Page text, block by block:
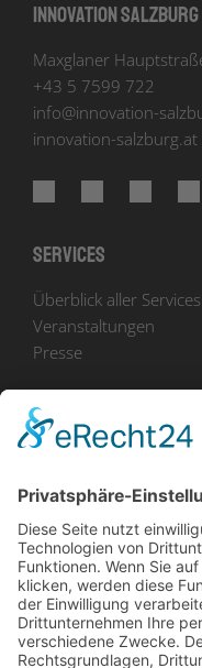
Innovation Salzburg
Maxglaner
+43 5 7599 722
info@innovation-
innovation-salzburg.at
Services
Überblick aller Services
Veranstaltungen
Presse
Bekanntmachungen
Zu uns
Unser Team
Arbeiten bei
Anfahrt